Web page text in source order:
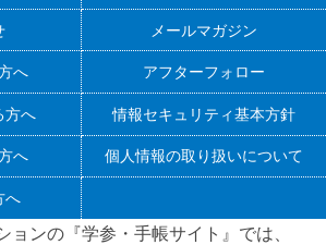
メールマガジン
へ アフターフォロー
方へ 情報セキュリティ基本方針
へ 個人情報の取り扱いについて
へ
ョンの『学参・手帳サイト』 では、